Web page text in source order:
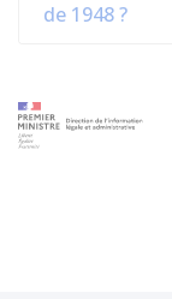
de 1948 ?